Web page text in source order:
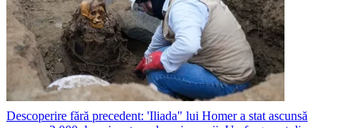
Descoperire fără precedent: 'Iliada" lui Homer a stat ascunsă